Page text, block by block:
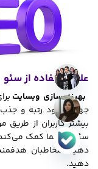
علت استفاده از سئو
بهینه سازی وبسایت
جهت بهبود رتبه و
بیشتر کاربران از
سئو به شما کمک می‌کند
دهید، مخاطبان
دهید.